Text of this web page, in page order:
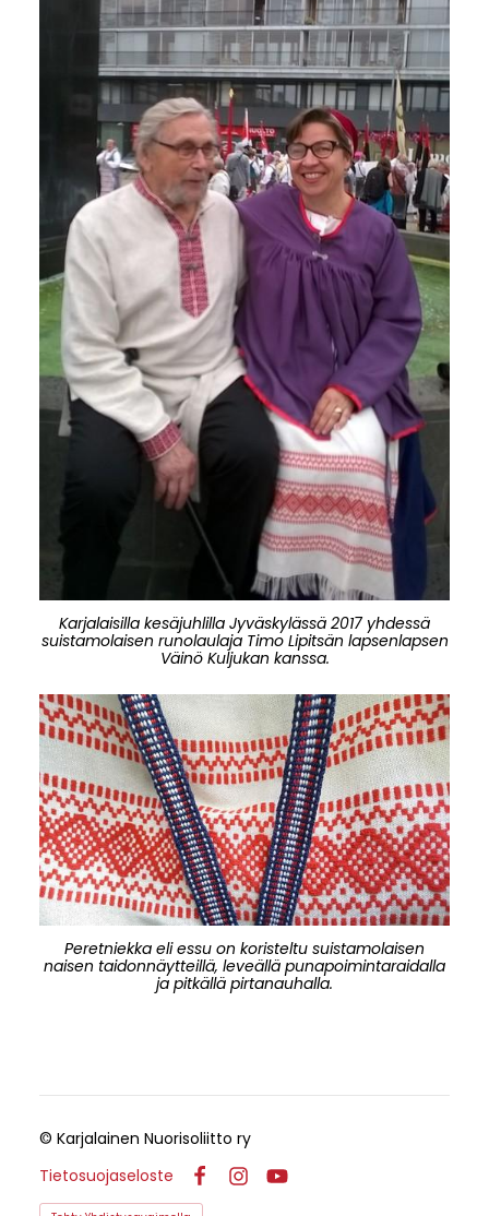
Karjalaisilla kesäjuhlilla Jyväskylässä 2017 yhdessä
suistamolaisen runolaulaja Timo Lipitsän lapsenlapsen
Väinö Kuljukan kanssa.
Peretniekka eli essu on koristeltu suistamolaisen
naisen taidonnäytteillä, leveällä punapoimintaraidalla
ja pitkällä pirtanauhalla.
© Karjalainen Nuorisoliitto ry
Tietosuojaseloste